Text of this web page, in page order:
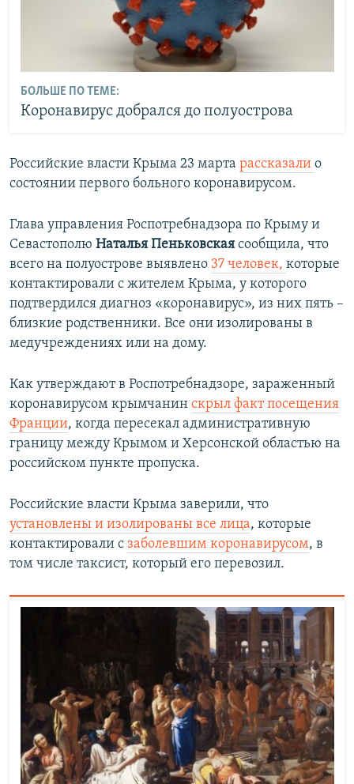
БОЛЬШЕ ПО ТЕМЕ:
Коронавирус добрался до полуострова
Российские власти Крыма 23 марта рассказали о
состоянии первого больного коронавирусом.
Глава управления Роспотребнадзора по Крыму и
Севастополю Наталья Пеньковская сообщила, что
всего на полуострове выявлено 37 человек, которые
контактировали с жителем Крыма, у которого
подтвердился диагноз «коронавирус», из них пять –
близкие родственники. Все они изолированы в
медучреждениях или на дому.
Как утверждают в Роспотребнадзоре, зараженный
коронавирусом крымчанин скрыл факт посещения
Франции, когда пересекал административную
границу между Крымом и Херсонской областью на
российском пункте пропуска.
Российские власти Крыма заверили, что
установлены и изолированы все лица, которые
контактировали с заболевшим коронавирусом, в
том числе таксист, который его перевозил.